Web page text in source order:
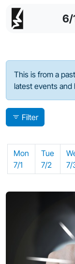
6/
Program -
This is from a
latest events and
Filter
Mon
7/1
Tue
7/2
7/